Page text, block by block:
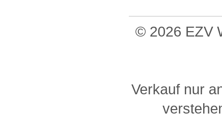
© 2026 EZV
Verkauf nur